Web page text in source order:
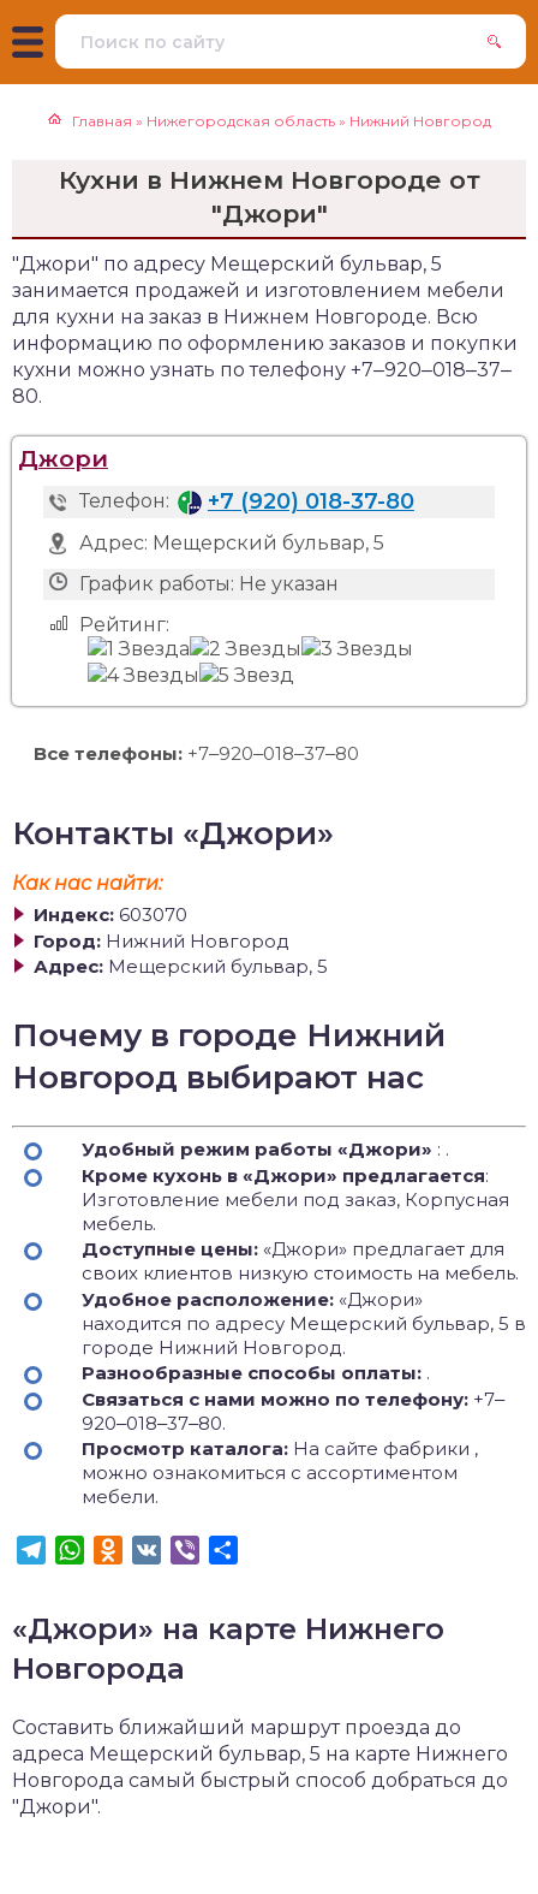
Главная » Нижегородская область » Нижний Новгород
Кухни в Нижнем Новгороде от
"Джори"
"Джори" по адресу Мещерский бульвар, 5
занимается продажей и изготовлением мебели
для кухни на заказ в Нижнем Новгороде. Всю
информацию по оформлению заказов и покупки
кухни можно узнать по телефону +7‒920‒018‒37‒
80.
Джори
Телефон: +7 (920) 018-37-80
Адрес: Мещерский бульвар, 5
График работы: Не указан
Рейтинг:
Все телефоны: +7‒920‒018‒37‒80
Контакты «Джори»
Как нас найти:
Индекс: 603070
Город: Нижний Новгород
Адрес: Мещерский бульвар, 5
Почему в городе Нижний
Новгород выбирают нас
Удобный режим работы «Джори» : .
Кроме кухонь в «Джори» предлагается:
Изготовление мебели под заказ, Корпусная
мебель.
Доступные цены: «Джори» предлагает для
своих клиентов низкую стоимость на мебель.
Удобное расположение: «Джори»
находится по адресу Мещерский бульвар, 5 в
городе Нижний Новгород.
Разнообразные способы оплаты: .
Связаться с нами можно по телефону: +7‒
920‒018‒37‒80.
Просмотр каталога: На сайте фабрики ,
можно ознакомиться с ассортиментом
мебели.
TelegramWhatsApp
Odnoklassniki
VK Viber
«Джори» на карте Нижнего
Новгорода
Составить ближайший маршрут проезда до
адреса Мещерский бульвар, 5 на карте Нижнего
Новгорода самый быстрый способ добраться до
"Джори".